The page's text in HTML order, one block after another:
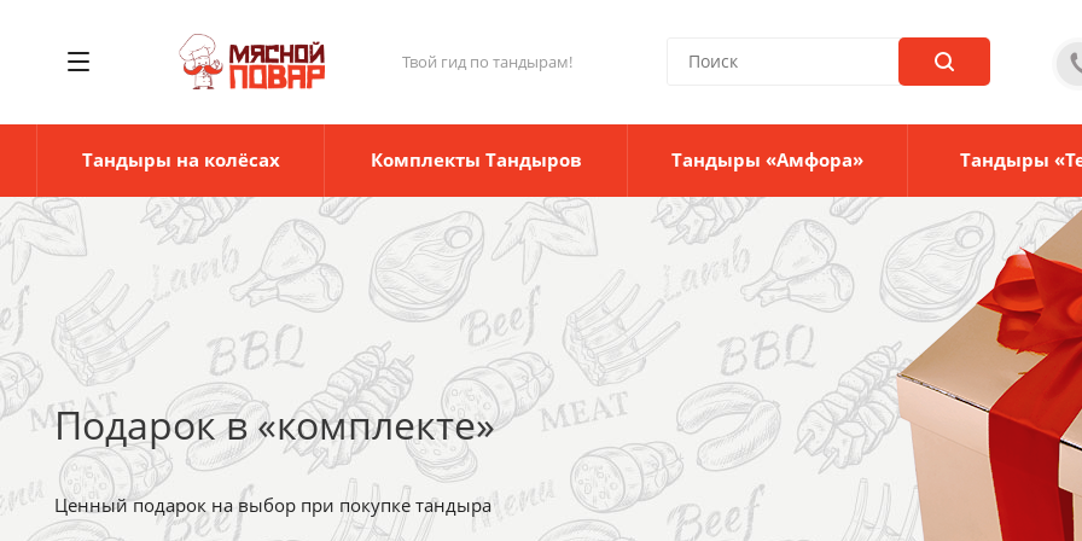
Твой гид по тандырам!
Тандыры на колёсах Комплекты Тандыров Тандыры «Амфора» Тандыры
Подарок в «комплекте»
Ценный подарок на выбор при покупке тандыра